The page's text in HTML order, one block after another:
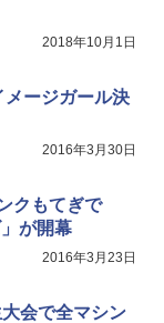
2018年10月1日
ージガール決
2016年3月30日
クもてぎで
が開幕
2016年3月23日
会で全マシン